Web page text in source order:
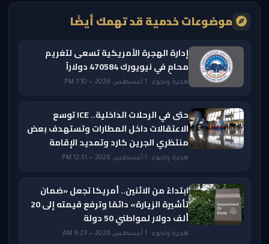
موضوعات خدمية قد تهمك أيضًا
إدارة الهجرة الأمريكية تسعى لتغريم
محامٍ في نيويورك 470584 دولاراً
هجرة ولجوء · 1 أغسطس 2026 — 7:10 PM
حتى في الرحلات الداخلية.. ICE توسع
الاعتقالات داخل المطارات وتستهدف بعض
منتظري الجرين كارد وتمديد الإقامة
هجرة ولجوء · 1 أغسطس 2026 — 12:51 PM
ابتداءً من الاثنين.. أمريكا تجعل «ضمان
تأشيرة الزيارة» دائمًا وترفع قيمته إلى 20
ألف دولار لمواطني 50 دولة
هجرة ولجوء · 1 أغسطس 2026 — 9:23 AM